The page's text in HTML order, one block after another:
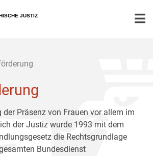
JUSTIZ
Präsenz von Frauen vor allem im
der Justiz wurde 1993 mit dem
die Rechtsgrundlage
Bundesdienst